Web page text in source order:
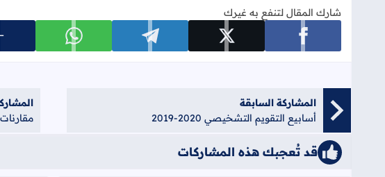
شارك المقال لتنفع به غيرك
شارك على facebook شارك على x شارك على telegram شارك على whatsapp
المشاركة السابقة
أسابيع التقويم التشخيصي 2020-2019
قد تُعجبك هذه المشاركات